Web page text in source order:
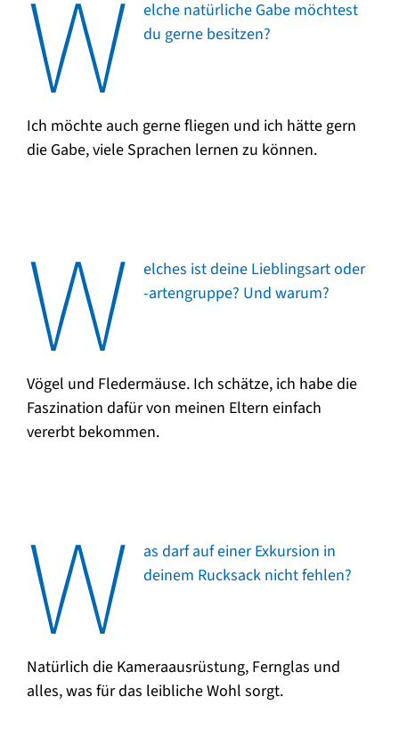
W
elche natürliche Gabe möchtest
du gerne besitzen?
Ich möchte auch gerne fliegen und ich hätte gern
die Gabe, viele Sprachen lernen zu können.
W
elches ist deine Lieblingsart oder
-artengruppe? Und warum?
Vögel und Fledermäuse. Ich schätze, ich habe die
Faszination dafür von meinen Eltern einfach
vererbt bekommen.
W
as darf auf einer Exkursion in
deinem Rucksack nicht fehlen?
Natürlich die Kameraausrüstung, Fernglas und
alles, was für das leibliche Wohl sorgt.